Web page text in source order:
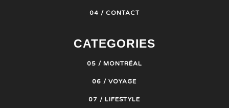
04 / CONTACT
CATEGORIES
05 / MONTRÉAL
06 / VOYAGE
07 / LIFESTYLE